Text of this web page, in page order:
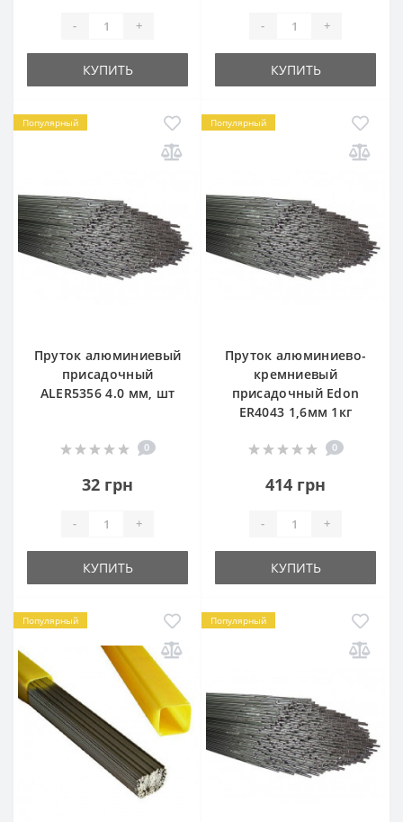
- +
КУПИТЬ
- +
КУПИТЬ
Популярный
Пруток алюминиевый
присадочный
ALER5356 4.0 мм, шт
0
32 грн
- +
КУПИТЬ
Популярный
Пруток алюминиево-
кремниевый
присадочный Edon
ER4043 1,6мм 1кг
0
414 грн
- +
КУПИТЬ
Популярный Популярный